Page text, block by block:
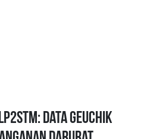
Data Geuchik